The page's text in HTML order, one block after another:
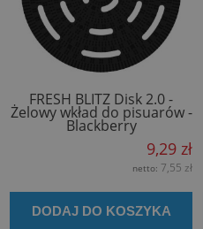
FRESH BLITZ Disk 2.0 -
Żelowy wkład do pisuarów -
Blackberry
9,29 zł
netto: 7,55 zł
DODAJ DO KOSZYKA